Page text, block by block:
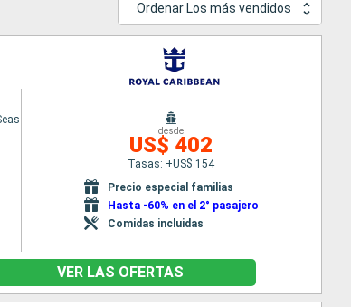
Ordenar Los más vendidos
desde
US$ 402
Tasas: +US$ 154
Precio especial familias
Hasta -60% en el 2° pasajero
Comidas incluidas
VER LAS OFERTAS